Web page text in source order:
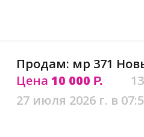
Продам: мр 371
Цена 10 000 Р.
27 июля 2026 г. в